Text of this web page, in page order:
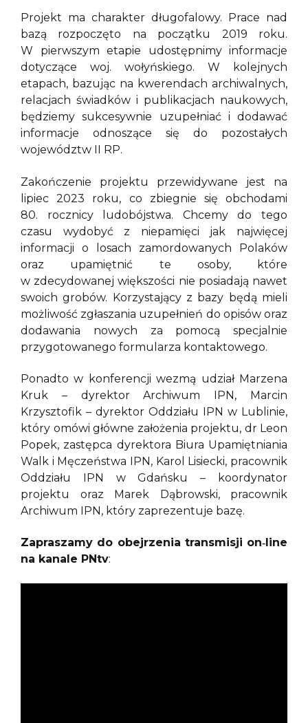
Projekt ma charakter długofalowy. Prace nad
bazą rozpoczęto na początku 2019 roku.
W pierwszym etapie udostępnimy informacje
dotyczące woj. wołyńskiego. W kolejnych
etapach, bazując na kwerendach archiwalnych,
relacjach świadków i publikacjach naukowych,
będziemy sukcesywnie uzupełniać i dodawać
informacje odnoszące się do pozostałych
województw II RP.
Zakończenie projektu przewidywane jest na
lipiec 2023 roku, co zbiegnie się obchodami
80. rocznicy ludobójstwa. Chcemy do tego
czasu wydobyć z niepamięci jak najwięcej
informacji o losach zamordowanych Polaków
oraz upamiętnić te osoby, które
w zdecydowanej większości nie posiadają nawet
swoich grobów. Korzystający z bazy będą mieli
możliwość zgłaszania uzupełnień do opisów oraz
dodawania nowych za pomocą specjalnie
przygotowanego formularza kontaktowego.
Ponadto w konferencji wezmą udział Marzena
Kruk – dyrektor Archiwum IPN, Marcin
Krzysztofik – dyrektor Oddziału IPN w Lublinie,
który omówi główne założenia projektu, dr Leon
Popek, zastępca dyrektora Biura Upamiętniania
Walk i Męczeństwa IPN, Karol Lisiecki, pracownik
Oddziału IPN w Gdańsku – koordynator
projektu oraz Marek Dąbrowski, pracownik
Archiwum IPN, który zaprezentuje bazę.
Zapraszamy do obejrzenia transmisji on‑line
na kanale PNtv: